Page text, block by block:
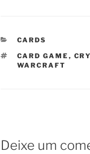
CATEGORIAS
CARDS
TAGS
CARD GAME ,
WARCRAFT
Deixe um